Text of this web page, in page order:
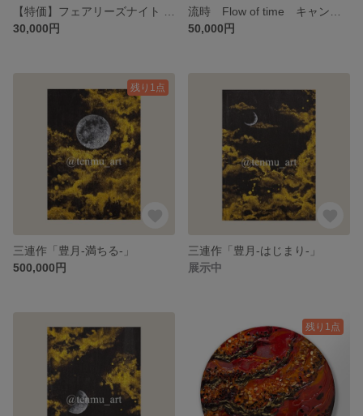
30,000円
50,000円
残り1点
三連作「豊月-満ちる-」
500,000円
三連作「豊月-はじまり-」
展示中
残り1点